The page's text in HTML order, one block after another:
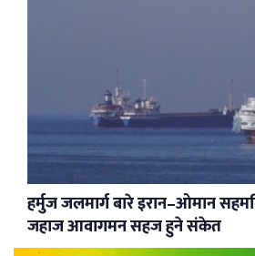
हर्मुज जलमार्ग बारे इरान–ओमान
जहाज आवागमन सहज हुने संकेत